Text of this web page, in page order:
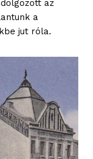
az
a
jut róla.